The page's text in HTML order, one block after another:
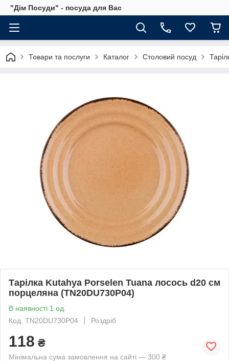
"Дім Посуди" - посуда для Вас
Товари та послуги Каталог Столовий посуд
Тарілка Kutahya Porselen Tuana лосось d20 см
порцеляна (TN20DU730P04)
В наявності 1 од.
Код: TN20DU730P04
Роздріб
118 ₴
Мінімальна сума замовлення на сайті — 300 ₴